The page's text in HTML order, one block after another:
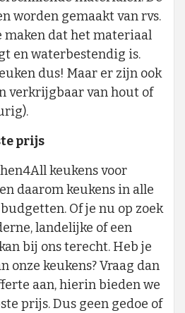
worden gemaakt van rvs.
maken dat het materiaal
en waterbestendig is.
dus! Maar er zijn ook
verkrijgbaar van hout of
prijs
keukens voor
daarom keukens in alle
Of je nu op zoek
landelijke of een
bij ons terecht. Heb je
onze keukens? Vraag dan
aan, hierin bieden we
prijs. Dus geen gedoe of